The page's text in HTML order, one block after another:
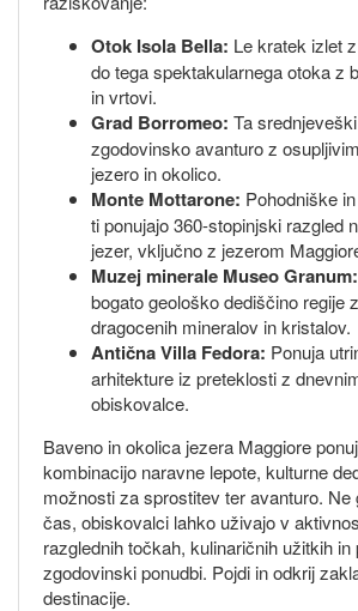
Otok Isola Bella: Le kratek izlet
do tega spektakularnega otoka z
in vrtovi.
Grad Borromeo: Ta
zgodovinsko avanturo z
jezero in okolico.
Monte Mottarone: Pohodniške
ti ponujajo 360-stopinjski razgled
jezer, vključno z jezerom
Muzej minerale Museo Granum:
bogato geološko dediščino regije
dragocenih mineralov in kristalov.
Antična Villa Fedora: Ponuja
arhitekture iz preteklosti z
obiskovalce.
Baveno in okolica jezera Maggiore
kombinacijo naravne lepote, kulturne
možnosti za sprostitev ter avanturo. Ne
čas, obiskovalci lahko uživajo v
razglednih točkah, kulinaričnih užitkih in
zgodovinski ponudbi. Pojdi in odkrij
destinacije.